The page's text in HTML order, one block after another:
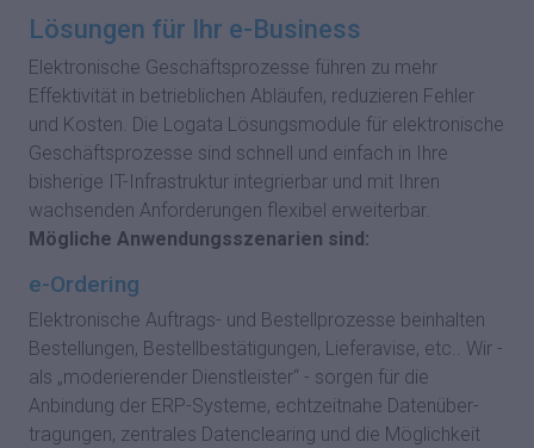
Lösungen für Ihr e-Business
Elektronische Geschäftsprozesse führen zu mehr
Effektivität in betrieblichen Abläufen, reduzieren Fehler
und Kosten. Die Logata Lösungsmodule für elektronische
Geschäftsprozesse sind schnell und einfach in Ihre
bisherige IT-Infrastruktur integrierbar und mit Ihren
wachsenden Anforderungen flexibel erweiterbar.
Mögliche Anwendungsszenarien sind:
e-Ordering
Elektronische Auftrags- und Bestellprozesse beinhalten
Bestellungen, Bestellbestätigungen, Lieferavise, etc.. Wir -
als „moderierender Dienstleister“ - sorgen für die
Anbindung der ERP-Systeme, echtzeitnahe Datenüber-
tragungen, zentrales Datenclearing und die Möglichkeit